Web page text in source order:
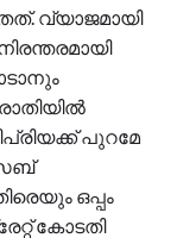
വ്യാജമായി
പുറമേ
സബ്
ഒപ്പം
കോടതി